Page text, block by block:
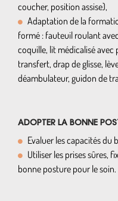
coucher, position assise),
Adaptation de la
formé : fauteuil roulant
coquille, lit médicalisé
transfert, drap de glisse,
déambulateur, guidon de
ADOPTER LA BONNE
Evaluer les capacités du
Utiliser les prises sûres,
bonne posture pour le soin.